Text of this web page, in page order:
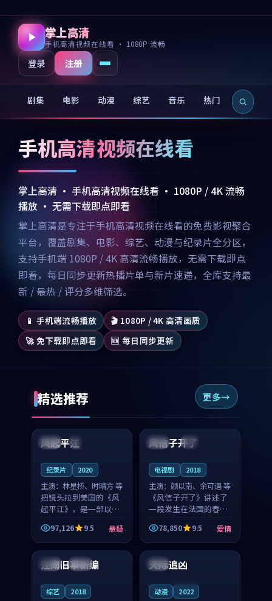
掌上高清
手机高清视频在线看 · 1080P 流畅
登录 注册
剧集 电影 动漫 综艺 音乐 热门 新片
手机高清视频在线看
掌上高清 · 手机高清视频在线看 · 1080P / 4K 流畅
播放 · 无需下载即点即看
掌上高清是专注于手机高清视频在线看的免费影视聚合
平台，覆盖剧集、电影、综艺、动漫与纪录片全分区，
支持手机端 1080P / 4K 高清流畅播放，无需下载即点
即看，每日同步更新热播片单与新片速递，全库支持最
新 / 最热 / 评分多维筛选。
📱 手机端流畅播放
🎬 1080P / 4K 高清画质
🚀 免下载即点即看
🆕 每日同步更新
精选推荐 更多
美国 完结
99:07
风起平江
纪录片 2020
主演： 林星桥、时晴方 等
把镜头拉到美国的《风
起平江》，是一部以时
光记忆为底色的悬疑作
品。林星桥和时晴方贡
献了2020年颇受关注的
合作演出，影片在情感
层次与现实质感之间
97,126 9.5 悬疑
法国 4K
99:21
风信子开了
电视剧 2018
主演： 颜以南、余可遇 等
《风信子开了》讲述了
一段发生在法国的春日
漫步故事。颜以南饰演
的主角与余可遇的角色
因一场意外卷入更深的
纠葛，爱情元素贯穿始
终，节奏稳健而富有张
78,850 9.5 爱情
日本 院线
江南旧事新编
综艺 2018
美国
天际追凶
动漫 2022